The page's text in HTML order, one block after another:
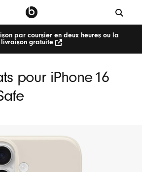
par coursier en deux heures ou la
livraison gratuite
pour iPhone 16